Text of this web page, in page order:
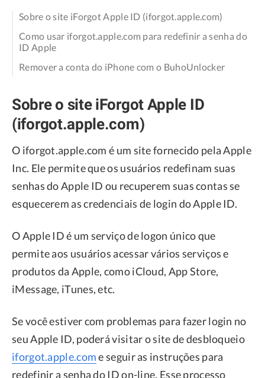
Sobre o site iForgot Apple ID (iforgot.apple.com)
Como usar iforgot.apple.com para redefinir a senha do
ID Apple
Remover a conta do iPhone com o BuhoUnlocker
Sobre o site iForgot Apple ID
(iforgot.apple.com)
O iforgot.apple.com é um site fornecido pela Apple
Inc. Ele permite que os usuários redefinam suas
senhas do Apple ID ou recuperem suas contas se
esquecerem as credenciais de login do Apple ID.
O Apple ID é um serviço de logon único que
permite aos usuários acessar vários serviços e
produtos da Apple, como iCloud, App Store,
iMessage, iTunes, etc.
Se você estiver com problemas para fazer login no
seu Apple ID, poderá visitar o site de desbloqueio
iforgot.apple.come seguir as instruções para
redefinir a senha do ID on-line. Esse processo